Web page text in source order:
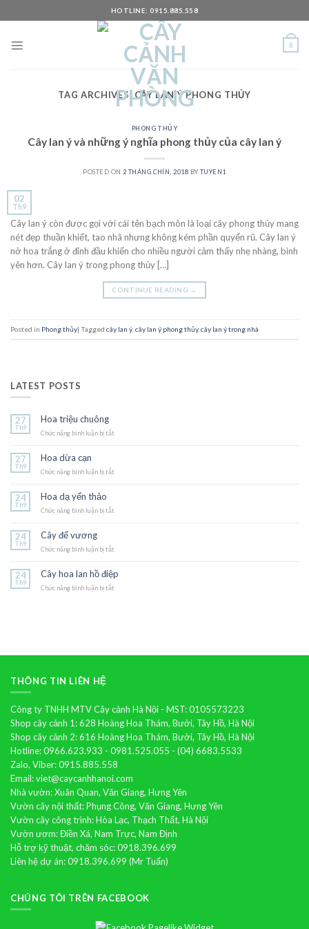
to
HOTLINE: 0915.885.558
0
TAG ARCHIVES: CÂY LAN Ý PHONG THỦY
PHONG THỦY
Cây lan ý và những ý nghĩa phong thủy của cây lan ý
POSTED ON 2 THÁNG CHÍN, 2018 BY TUYEN1
02
Th9
Cây lan ý còn được gọi với cái tên bạch môn là loại cây phong thủy mang
nét đẹp thuần khiết, tao nhã nhưng không kém phần quyến rũ. Cây lan ý
nở hoa trắng ở đỉnh đầu khiến cho nhiều người cảm thấy nhẹ nhàng, bình
yên hơn. Cây lan ý trong phong thủy […]
CONTINUE READING →
Posted in Phong thủy| Tagged cây lan ý cây lan ý phong thủy, cây lan ý trong nhà
LATEST POSTS
27
Th9
Hoa triệu chuông
Chức năng bình luận bị tắt
27
Th9
Hoa dừa cạn
Chức năng bình luận bị tắt
24
Th9
Hoa dạ yến thảo
Chức năng bình luận bị tắt
24
Th9
Cây đế vương
Chức năng bình luận bị tắt
vương
24
Th9
Cây hoa lan hồ điệp
Chức năng bình luận bị tắt
THÔNG TIN LIÊN HỆ
Công ty TNHH MTV Cây cảnh Hà Nội - MST: 0105573223
Shop cây cảnh 1: 628 Hoàng Hoa Thám, Bưởi, Tây Hồ, Hà Nội
Shop cây cảnh 2: 616 Hoàng Hoa Thám, Bưởi, Tây Hồ, Hà Nội
Hotline: 0966.623.933 - 0981.525.055 - (04) 6683.5533
Zalo, Viber: 0915.885.558
Email: viet@caycanhhanoi.com
Nhà vườn: Xuân Quan, Văn Giang, Hưng Yên
Vườn cây nội thất: Phụng Công, Văn Giang, Hưng Yên
Vườn cây công trình: Hòa Lạc, Thạch Thất, Hà Nội
Vườn ươm: Điền Xá, Nam Trực, Nam Định
Hỗ trợ kỹ thuật, chăm sóc: 0918.396.699
Liên hệ dự án: 0918.396.699 (Mr Tuấn)
CHÚNG TÔI TRÊN FACEBOOK